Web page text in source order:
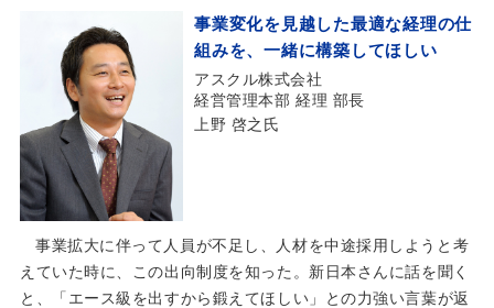
事業変化を見越した最適な経理の仕
組みを、一緒に構築してほしい
アスクル株式会社
経営管理本部 経理 部長
上野 啓之氏
事業拡大に伴って人員が不足し、人材を中途採用しようと考
えていた時に、この出向制度を知った。新日本さんに話を聞く
と、「エース級を出すから鍛えてほしい」との力強い言葉が返